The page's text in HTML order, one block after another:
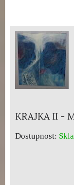
KRAJKA II -
Dostupnost: